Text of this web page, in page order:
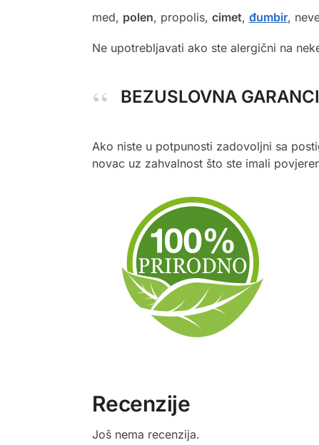
med, polen, propolis, cimet, đumbir,
Ne upotrebljavati ako ste alergični na
BEZUSLOVNA
Ako niste u potpunosti zadovoljni sa
novac uz zahvalnost što ste imali
Recenzije
Još nema recenzija.